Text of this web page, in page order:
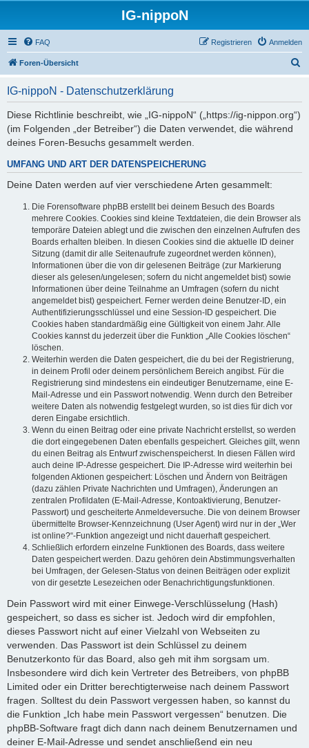
IG-nippoN
FAQ Anmelden
Registrieren
Foren-Übersicht
IG-nippoN - Datenschutzerklärung
Diese Richtlinie beschreibt, wie „IG-nippoN“ („https://ig-nippon.org“)
(im Folgenden „der Betreiber“) die Daten verwendet, die während
deines Foren-Besuchs gesammelt werden.
UMFANG UND ART DER DATENSPEICHERUNG
Deine Daten werden auf vier verschiedene Arten gesammelt:
Die Forensoftware phpBB erstellt bei deinem Besuch des Boards
mehrere Cookies. Cookies sind kleine Textdateien, die dein Browser als
temporäre Dateien ablegt und die zwischen den einzelnen Aufrufen des
Boards erhalten bleiben. In diesen Cookies sind die aktuelle ID deiner
Sitzung (damit dir alle Seitenaufrufe zugeordnet werden können),
Informationen über die von dir gelesenen Beiträge (zur Markierung
dieser als gelesen/ungelesen; sofern du nicht angemeldet bist) sowie
Informationen über deine Teilnahme an Umfragen (sofern du nicht
angemeldet bist) gespeichert. Ferner werden deine Benutzer-ID, ein
Authentifizierungsschlüssel und eine Session-ID gespeichert. Die
Cookies haben standardmäßig eine Gültigkeit von einem Jahr. Alle
Cookies kannst du jederzeit über die Funktion „Alle Cookies löschen“
löschen.
Weiterhin werden die Daten gespeichert, die du bei der Registrierung,
in deinem Profil oder deinem persönlichem Bereich angibst. Für die
Registrierung sind mindestens ein eindeutiger Benutzername, eine E-
Mail-Adresse und ein Passwort notwendig. Wenn durch den Betreiber
weitere Daten als notwendig festgelegt wurden, so ist dies für dich vor
deren Eingabe ersichtlich.
Wenn du einen Beitrag oder eine private Nachricht erstellst, so werden
die dort eingegebenen Daten ebenfalls gespeichert. Gleiches gilt, wenn
du einen Beitrag als Entwurf zwischenspeicherst. In diesen Fällen wird
auch deine IP-Adresse gespeichert. Die IP-Adresse wird weiterhin bei
folgenden Aktionen gespeichert: Löschen und Ändern von Beiträgen
(dazu zählen Private Nachrichten und Umfragen), Änderungen an
zentralen Profildaten (E-Mail-Adresse, Kontoaktivierung, Benutzer-
Passwort) und gescheiterte Anmeldeversuche. Die von deinem Browser
übermittelte Browser-Kennzeichnung (User Agent) wird nur in der „Wer
ist online?“-Funktion angezeigt und nicht dauerhaft gespeichert.
Schließlich erfordern einzelne Funktionen des Boards, dass weitere
Daten gespeichert werden. Dazu gehören dein Abstimmungsverhalten
bei Umfragen, der Gelesen-Status von deinen Beiträgen oder explizit
von dir gesetzte Lesezeichen oder Benachrichtigungsfunktionen.
Dein Passwort wird mit einer Einwege-Verschlüsselung (Hash)
gespeichert, so dass es sicher ist. Jedoch wird dir empfohlen,
dieses Passwort nicht auf einer Vielzahl von Webseiten zu
verwenden. Das Passwort ist dein Schlüssel zu deinem
Benutzerkonto für das Board, also geh mit ihm sorgsam um.
Insbesondere wird dich kein Vertreter des Betreibers, von phpBB
Limited oder ein Dritter berechtigterweise nach deinem Passwort
fragen. Solltest du dein Passwort vergessen haben, so kannst du
die Funktion „Ich habe mein Passwort vergessen“ benutzen. Die
phpBB-Software fragt dich dann nach deinem Benutzernamen und
deiner E-Mail-Adresse und sendet anschließend ein neu